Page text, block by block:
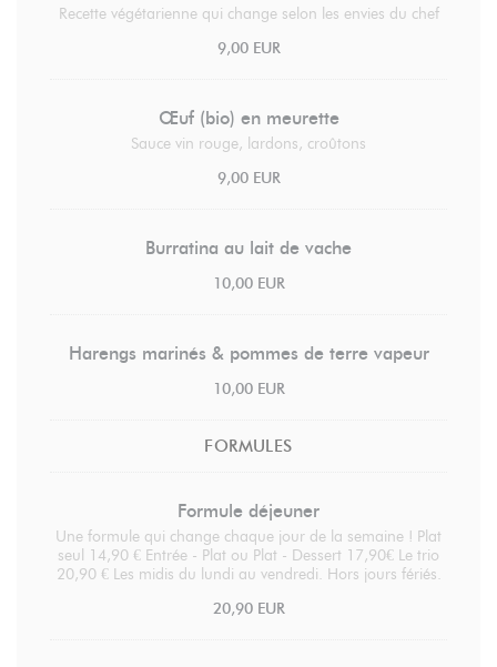
Recette végétarienne qui change selon les envies du chef
9,00 EUR
Œuf (bio) en meurette
Sauce vin rouge, lardons, croûtons
9,00 EUR
Burratina au lait de vache
10,00 EUR
Harengs marinés & pommes de terre vapeur
10,00 EUR
FORMULES
Formule déjeuner
Une formule qui change chaque jour de la semaine ! Plat
seul 14,90 € Entrée - Plat ou Plat - Dessert 17,90€ Le trio
20,90 € Les midis du lundi au vendredi. Hors jours fériés.
20,90 EUR